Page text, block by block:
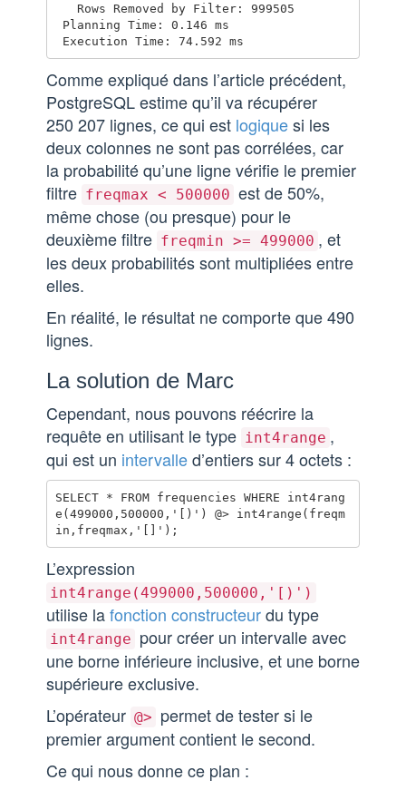
Comme expliqué dans l’article précédent,
PostgreSQL estime qu’il va récupérer
250 207 lignes, ce qui est logiquesi les
deux colonnes ne sont pas corrélées, car
la probabilité qu’une ligne vérifie le premier
filtre freqmax < 500000 est de 50%,
même chose (ou presque) pour le
deuxième filtre freqmin >= 499000 , et
les deux probabilités sont multipliées entre
elles.
En réalité, le résultat ne comporte que 490
lignes.
La solution de Marc
Cependant, nous pouvons réécrire la
requête en utilisant le type int4range ,
qui est un intervalled’entiers sur 4 octets :
SELECT * FROM frequencies WHERE int4rang
e(499000,500000,'[)') @> int4range(freqm
L’expression
int4range(499000,500000,'[)')
utilise lafonction constructeurdu type
int4range pour créer un intervalle avec
une borne inférieure inclusive, et une borne
supérieure exclusive.
L’opérateur @> permet de tester si le
premier argument contient le second.
Ce qui nous donne ce plan :